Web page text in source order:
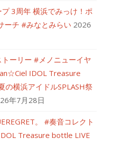
3周年 横浜でみっけ！ポ
ーチ #みなとみらい 2026
ーリー #メノニューイヤ
IDOL Treasure
の横浜アイドルSPLASH祭
年7月28日
。 #奏音コレクト
Treasure bottle LIVE